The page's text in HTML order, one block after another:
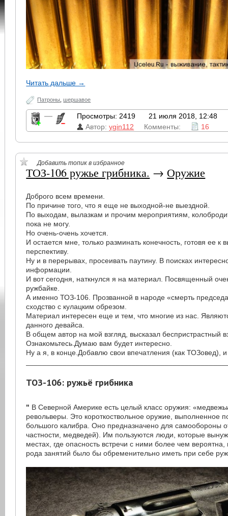
Читать дальше →
Патроны ,шершавое
— Просмотры: 2419
21 июля 2018, 12:48
Автор:ygin112 Комменты: 16
Добавить топик в избранное
ТОЗ-106 ружье грибника. → Оружие
Доброго всем времени.
По причине того, что я еще не выходной-не выездной.
По выходам, вылазкам и прочим мероприятиям,
пока не могу.
Но очень-очень хочется.
И остается мне, только разминать конечность, готовя ее к
перспективу.
Ну и в перерывах, просеивать паутину. В поисках
информации.
И вот сегодня, наткнулся я на материал. Посвященный
ружбайке.
А именно ТОЗ-106. Прозванной в народе «смерть
сходство с кулацким обрезом.
Материал интересен еще и тем, что многие из нас.
данного девайса.
В общем автор на мой взгляд, высказал беспристрастный
Ознакомьтесь.Думаю вам будет интересно.
Ну а я, в конце.Добавлю свои впечатления (как ТОЗовед),
ТОЗ-106: ружьё грибника
" В Северной Америке есть целый класс оружия:
револьверы. Это короткоствольное оружие, выполненное
большого калибра. Оно предназначено для самообороны
частности, медведей). Им пользуются люди, которые
местах, где опасность встречи с ними более чем
рода занятий было бы обременительно иметь при себе